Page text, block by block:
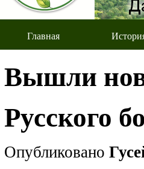
Главная
Вышли
Русского
Опубликовано